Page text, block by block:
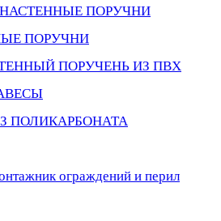
ПОРУЧНИ
ПОРУЧНИ
ПОРУЧЕНЬ ИЗ ПВХ
ПОЛИКАРБОНАТА
ограждений и перил